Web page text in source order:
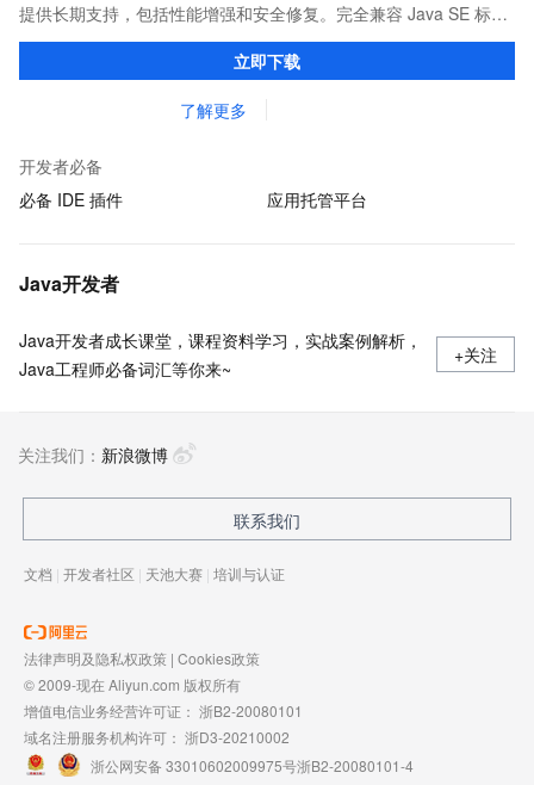
提供长期支持，包括性能增强和安全修复。完全兼容 Java SE 标
准，您可以在任何常用操作系统（包括 Linux、Windows 和
macOS）上开发 Java 应用程序。立即下载
了解更多
开发者必备
必备 IDE 插件
应用托管平台
Java开发者
Java开发者成长课堂，课程资料学习，实战案例解析，
Java工程师必备词汇等你来~
+关注
关注我们： 新浪微博
联系我们
文档 | 开发者社区 | 天池大赛 | 培训与认证
法律声明及隐私权政策 | Cookies政策
© 2009-现在 Aliyun.com 版权所有
增值电信业务经营许可证： 浙B2-20080101
域名注册服务机构许可： 浙D3-20210002
浙公网安备 33010602009975号浙B2-20080101-4